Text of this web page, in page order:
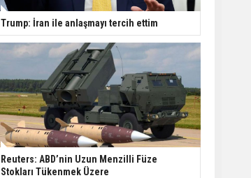
Trump: İran ile anlaşmayı tercih ettim
Reuters: ABD’nin Uzun Menzilli Füze
Stokları Tükenmek Üzere